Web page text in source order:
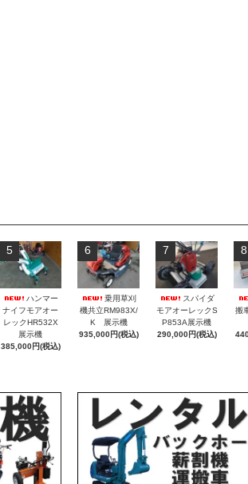
5
ハンマー
ナイフモアオー
レックHR532X
展示機
385,000円(税込)
6
乗用草刈
機共立RM983X/
K 展示機
935,000円(税込)
7
スパイダ
モアオーレックS
P853A展示機
290,000円(税込)
8
搬